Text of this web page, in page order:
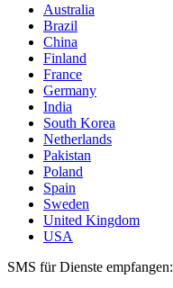
Australia
Brazil
China
Finland
France
Germany
India
South Korea
Netherlands
Pakistan
Poland
Spain
Sweden
United Kingdom
USA
SMS für Dienste empfangen: